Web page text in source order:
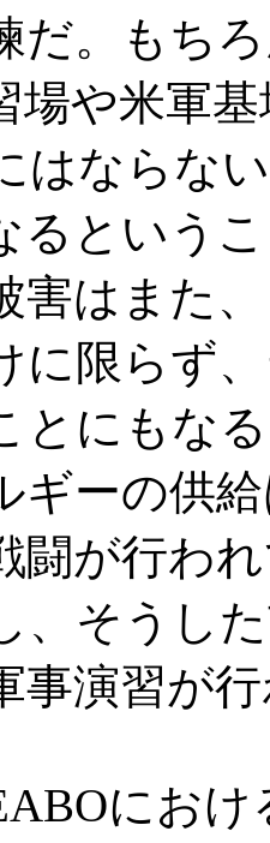
だ。もち
場や米軍
はならな
るという
害はまた
に限らず
とにもな
ギーの供
闘が行わ
、そうし
事演習が
にお